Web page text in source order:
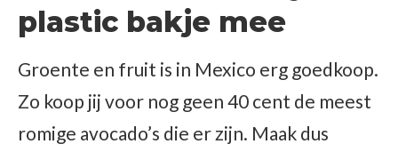
plastic bakje mee
Groente en fruit is in Mexico erg goedkoop.
Zo koop jij voor nog geen 40 cent de meest
romige avocado’s die er zijn. Maak dus